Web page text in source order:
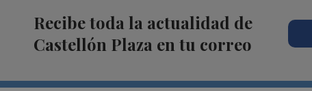
Recibe toda la actualidad de
Castellón Plaza en tu correo